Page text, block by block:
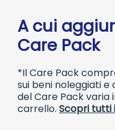
A cui
Care Pack
*Il Care Pack
sui beni noleggiati e
del Care Pack varia
carrello. Scopri tutti